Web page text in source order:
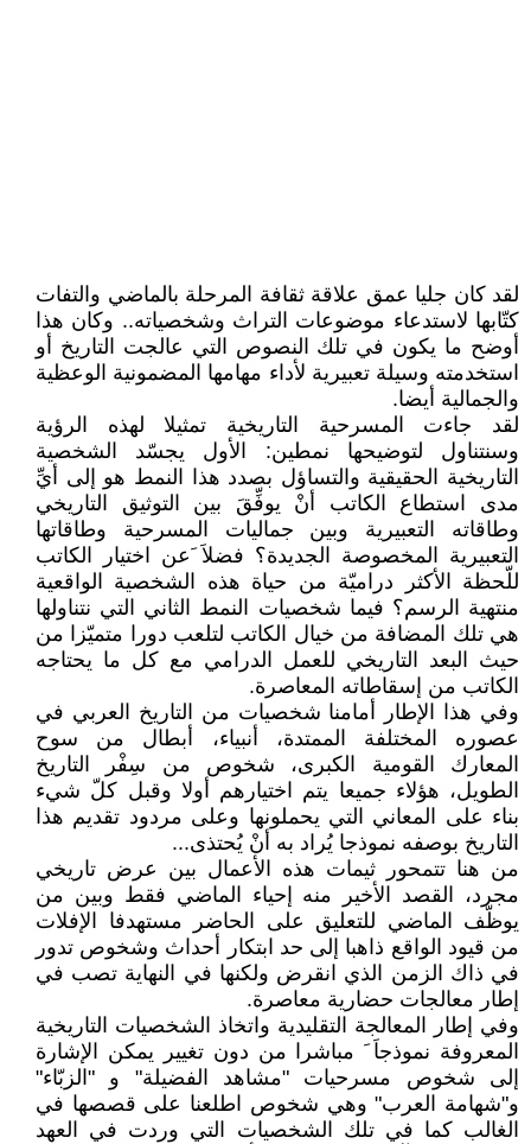
لقد كان جليا عمق علاقة ثقافة المرحلة بالماضي والتفات
كتّابها لاستدعاء موضوعات التراث وشخصياته.. وكان هذا
أوضح ما يكون في تلك النصوص التي عالجت التاريخ أو
استخدمته وسيلة تعبيرية لأداء مهامها المضمونية الوعظية
والجمالية أيضا.
لقد جاءت المسرحية التاريخية تمثيلا لهذه الرؤية
وسنتناول لتوضيحها نمطين: الأول يجسّد الشخصية
التاريخية الحقيقية والتساؤل بصدد هذا النمط هو إلى أيِّ
مدى استطاع الكاتب أنْ يوفِّقَ بين التوثيق التاريخي
وطاقاته التعبيرية وبين جماليات المسرحية وطاقاتها
التعبيرية المخصوصة الجديدة؟ فضلاَ َعن اختيار الكاتب
للّحظة الأكثر دراميّة من حياة هذه الشخصية الواقعية
منتهية الرسم؟ فيما شخصيات النمط الثاني التي نتناولها
هي تلك المضافة من خيال الكاتب لتلعب دورا متميّزا من
حيث البعد التاريخي للعمل الدرامي مع كل ما يحتاجه
الكاتب من إسقاطاته المعاصرة.
وفي هذا الإطار أمامنا شخصيات من التاريخ العربي في
عصوره المختلفة الممتدة، أنبياء، أبطال من سوح
المعارك القومية الكبرى، شخوص من سِفْر التاريخ
الطويل، هؤلاء جميعا يتم اختيارهم أولا وقبل كلّ شيء
بناء على المعاني التي يحملونها وعلى مردود تقديم هذا
التاريخ بوصفه نموذجا يُراد به أنْ يُحتذى...
من هنا تتمحور ثيمات هذه الأعمال بين عرض تاريخي
مجرد، القصد الأخير منه إحياء الماضي فقط وبين من
يوظّف الماضي للتعليق على الحاضر مستهدفا الإفلات
من قيود الواقع ذاهبا إلى حد ابتكار أحداث وشخوص تدور
في ذاك الزمن الذي انقرض ولكنها في النهاية تصب في
إطار معالجات حضارية معاصرة.
وفي إطار المعالجة التقليدية واتخاذ الشخصيات التاريخية
المعروفة نموذجاَ َ مباشرا من دون تغيير يمكن الإشارة
إلى شخوص مسرحيات "مشاهد الفضيلة" و "الزبّاء"
و"شهامة العرب" وهي شخوص اطلعنا على قصصها في
الغالب كما في تلك الشخصيات التي وردت في العهد